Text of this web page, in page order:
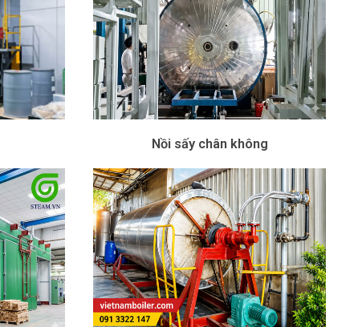
Nồi sấy chân không